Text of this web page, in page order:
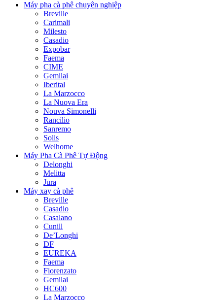
Máy pha cà phê chuyên nghiệp
Breville
Carimali
Milesto
Casadio
Expobar
Faema
CIME
Gemilai
Iberital
La Marzocco
La Nuova Era
Nouva Simonelli
Rancilio
Sanremo
Solis
Welhome
Máy Pha Cà Phê Tự Động
Delonghi
Melitta
Jura
Máy xay cà phê
Breville
Casadio
Casalano
Cunill
De’Longhi
DF
EUREKA
Faema
Fiorenzato
Gemilai
HC600
La Marzocco